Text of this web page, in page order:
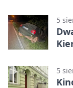
5
5